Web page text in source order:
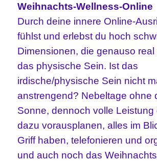
Weihnachts-Wellness-Online
Durch deine innere Online-
fühlst und erlebst du hoch
Dimensionen, die genauso real
das physische Sein. Ist das
irdische/physische Sein nicht
anstrengend? Nebeltage ohne
Sonne, dennoch volle Leistung
dazu vorausplanen, alles im
Griff haben, telefonieren und
und auch noch das